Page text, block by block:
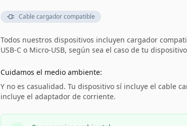
Cable cargador compatible
Todos nuestros dispositivos incluyen cargador
USB-C o Micro-USB, según sea el caso de tu
Cuidamos el medio ambiente:
Y no es casualidad. Tu dispositivo sí incluye el cable
incluye el adaptador de corriente.